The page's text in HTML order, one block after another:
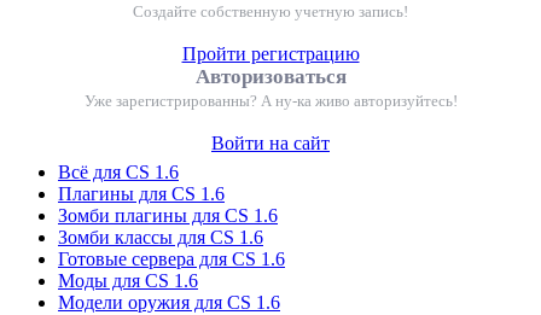
Создайте собственную учетную запись!
Пройти регистрацию
Авторизоваться
Уже зарегистрированны? А ну-ка живо авторизуйтесь!
Войти на сайт
Всё для CS 1.6
Плагины для CS 1.6
Зомби плагины для CS 1.6
Зомби классы для CS 1.6
Готовые сервера для CS 1.6
Моды для CS 1.6
Модели оружия для CS 1.6